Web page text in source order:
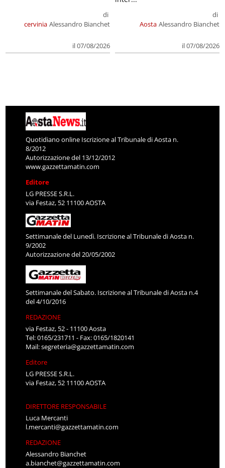
cervinia
di
Alessandro Bianchet
il 07/08/2026
Aosta
di
Alessandro Bianchet
il 07/08/2026
Quotidiano online Iscrizione al Tribunale di Aosta n.
8/2012
Autorizzazione del 13/12/2012
www.gazzettamatin.com
Editore
LG PRESSE S.R.L.
via Festaz, 52 11100 AOSTA
Settimanale del Lunedì. Iscrizione al Tribunale di Aosta n.
9/2002
Autorizzazione del 20/05/2002
Settimanale del Sabato. Iscrizione al Tribunale di Aosta n.4
del 4/10/2016
REDAZIONE
via Festaz, 52 - 11100 Aosta
Tel: 0165/231711 - Fax: 0165/1820141
Mail:segreteria@gazzettamatin.com
Editore
LG PRESSE S.R.L.
via Festaz, 52 11100 AOSTA
DIRETTORE RESPONSABILE
Luca Mercanti
l.mercanti@gazzettamatin.com
REDAZIONE
Alessandro Bianchet
a.bianchet@gazzettamatin.com